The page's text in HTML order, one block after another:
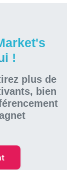
!
plus de
bien